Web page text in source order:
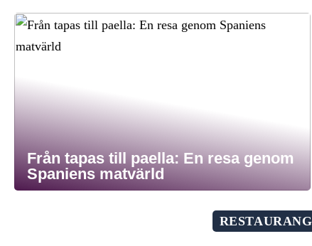
Från tapas till paella: En resa genom
Spaniens matvärld
RESTAURANG